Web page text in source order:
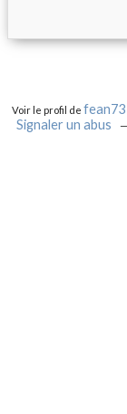
Voir le profil defean73
Signaler un abus